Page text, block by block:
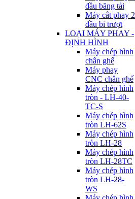
đầu băng tải
Máy cắt phay 2
đầu bi trượt
LOẠI MÁY PHAY -
ĐỊNH HÌNH
Máy chép hình
chân ghế
Máy phay
CNC chân ghế
Máy chép hình
tròn - LH-40-
TC-S
Máy chép hình
tròn LH-62S
Máy chép hình
tròn LH-28
Máy chép hình
tròn LH-28TC
Máy chép hình
tròn LH-28-
WS